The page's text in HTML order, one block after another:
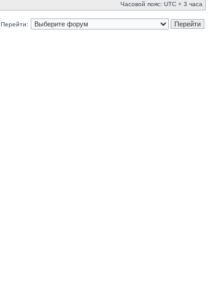
Часовой пояс: UTC + 3 часа
Перейти: